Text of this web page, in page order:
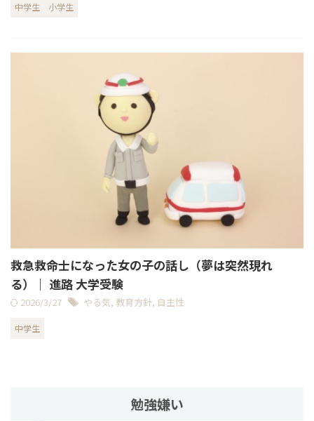
中学生 小学生
救急救命士になった女の子の話し（夢は突然現れ
る）｜ 進路 大学受験
2026/3/27 やる気, 教育方針, 自主性
中学生
勉強嫌い